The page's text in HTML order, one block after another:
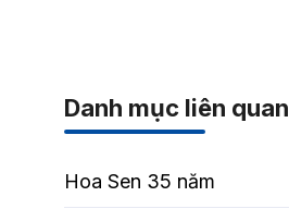
Danh mục liên quan
Hoa Sen 35 năm